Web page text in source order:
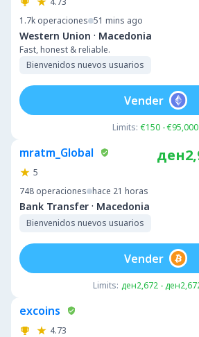
1.7k operaciones 51 mins ago
Western Union · Macedonia
Fast, honest & reliable.
Bienvenidos nuevos usuarios
Limits: €150 - €95,000
Vender
mratm_Global
5
748 operaciones hace 21 horas
Bank Transfer · Macedonia
Bienvenidos nuevos usuarios
Limits: ден2,672 -
Vender
excoins
4.73